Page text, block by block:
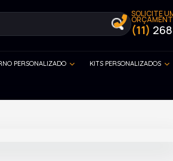
SOLICITE
(11)
PERSONALIZADO KITS PERSONALIZADOS